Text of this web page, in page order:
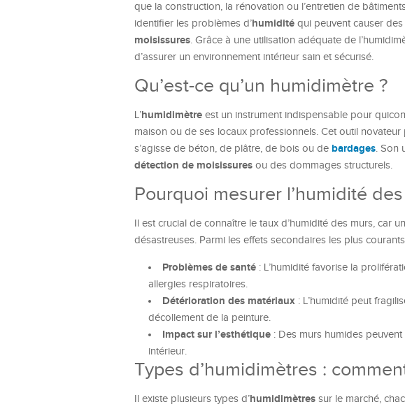
que la construction, la rénovation ou l’entretien de
identifier les problèmes d’humidité qui peuvent causer
moisissures. Grâce à une utilisation adéquate de
d’assurer un environnement intérieur sain et sécurisé.
Qu’est-ce qu’un humidimètre ?
L’humidimètre est un instrument indispensable pour
maison ou de ses locaux professionnels. Cet outil
s’agisse de béton, de plâtre, de bois ou de bardages. Son
détection de moisissures ou des dommages structurels.
Pourquoi mesurer l’humidité
Il est crucial de connaître le taux d’humidité des murs, car
désastreuses. Parmi les effets secondaires les plus
Problèmes de santé : L’humidité favorise la
allergies respiratoires.
Détérioration des matériaux : L’humidité peut
décollement de la peinture.
Impact sur l’esthétique : Des murs humides
intérieur.
Types d’humidimètres :
Il existe plusieurs types d’humidimètres sur le marché,